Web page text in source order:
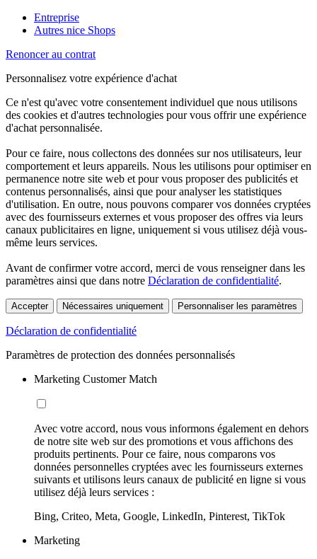
Entreprise
Autres nice Shops
Renoncer au contrat
Personnalisez votre expérience d'achat
Ce n'est qu'avec votre consentement individuel que nous utilisons
des cookies et d'autres technologies pour vous offrir une expérience
d'achat personnalisée.
Pour ce faire, nous collectons des données sur nos utilisateurs, leur
comportement et leurs appareils. Nous les utilisons pour optimiser en
permanence notre site web et pour vous proposer des publicités et
contenus personnalisés, ainsi que pour analyser les statistiques
d'utilisation. En outre, nous pouvons comparer vos données cryptées
avec des fournisseurs externes et vous proposer des offres via leurs
canaux publicitaires en ligne, uniquement si vous utilisez déjà vous-
même leurs services.
Avant de confirmer votre accord, merci de vous renseigner dans les
paramètres ainsi que dans notre Déclaration de confidentialité.
Accepter Nécessaires uniquement Personnaliser les paramètres
Déclaration de confidentialité
Paramètres de protection des données personnalisés
Marketing Customer Match
Avec votre accord, nous vous informons également en dehors
de notre site web sur des promotions et vous affichons des
produits pertinents. Pour ce faire, nous comparons vos
données personnelles cryptées avec les fournisseurs externes
suivants et utilisons leurs canaux de publicité en ligne si vous
utilisez déjà leurs services :
Bing, Criteo, Meta, Google, LinkedIn, Pinterest, TikTok
Marketing